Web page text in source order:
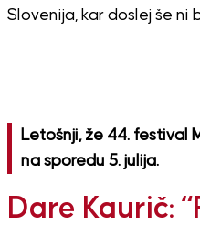
Slovenija, kar doslej še ni
Letošnji, že 44. festival
na sporedu 5. julija.
Dare Kaurič: